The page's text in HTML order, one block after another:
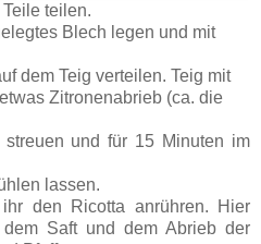
teilen.
Blech legen und mit
dem Teig verteilen. Teig mit
Zitronenabrieb (ca. die
und für 15 Minuten im
lassen.
den Ricotta anrühren. Hier
Saft und dem Abrieb der